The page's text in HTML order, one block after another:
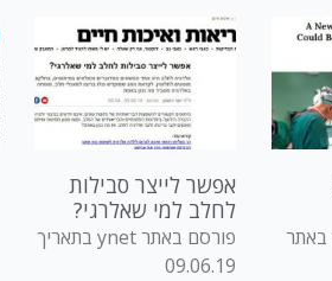
פורסם ב 11.06.19 באתר
אפשר לייצר סבילות
לחלב למי שאלרגי?
פורסם באתר ynet בתאריך
09.06.19